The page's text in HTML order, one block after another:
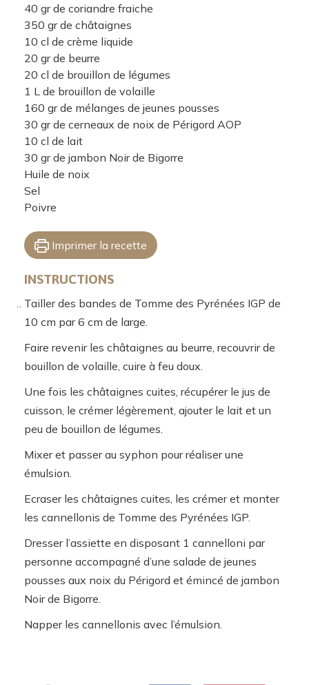
40 gr de coriandre fraiche
350 gr de châtaignes
10 cl de crème liquide
20 gr de beurre
20 cl de brouillon de légumes
1 L de brouillon de volaille
160 gr de mélanges de jeunes pousses
30 grde cerneaux de noix de Périgord AOP
10 cl de lait
30 gr de jambon Noir de Bigorre
Huile de noix
Sel
Poivre
Imprimer la recette
INSTRUCTIONS
Tailler des bandes de Tomme des Pyrénées IGP de
10 cm par 6 cm de large.
Faire revenir les châtaignes au beurre, recouvrir de
bouillon de volaille, cuire à feu doux.
Une fois les châtaignes cuites, récupérer le jus de
cuisson, le crémer légèrement, ajouter le lait et un
peu de bouillon de légumes.
Mixer et passer au syphon pour réaliser une
émulsion.
Ecraser les châtaignes cuites, les crémer et monter
les cannellonis de Tomme des Pyrénées IGP.
Dresser l’assiette en disposant 1 cannelloni par
personne accompagné d’une salade de jeunes
pousses aux noix du Périgord et émincé de jambon
Noir de Bigorre.
Napper les cannellonis avec l’émulsion.